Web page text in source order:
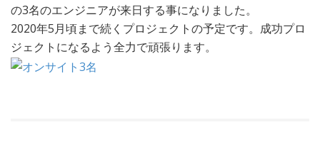
の3名のエンジニアが来日する事になりました。
2020年5月頃まで続くプロジェクトの予定です。成功プロ
ジェクトになるよう全力で頑張ります。